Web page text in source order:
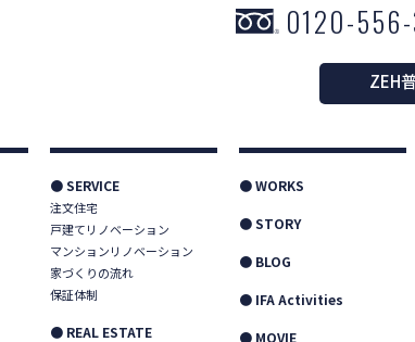
0120-
ZEH
● SERVICE
注文住宅
戸建てリノベーション
マンションリノベーション
家づくりの流れ
保証体制
● REAL ESTATE
● WORKS
● STORY
● BLOG
● IFA Activities
● MOVIE